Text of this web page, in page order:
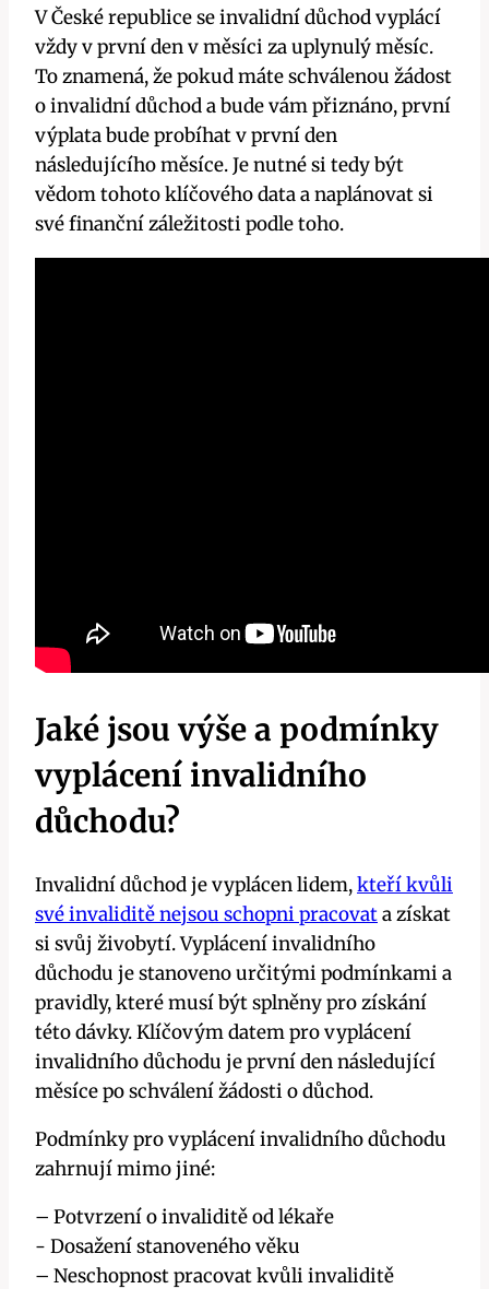
V České ​republice se invalidní důchod vyplácí
vždy v⁤ první den v měsíci za uplynulý měsíc.
To znamená, že pokud máte schválenou žádost
o invalidní ‍důchod a bude⁢ vám přiznáno, první
⁣výplata bude⁢ probíhat v první den
následujícího‌ měsíce. ‍Je⁢ nutné si tedy⁢ být⁢
vědom tohoto⁤ klíčového ⁢data ⁢a naplánovat si
⁢své finanční záležitosti podle toho.
Jaké‍ jsou výše⁤ a podmínky⁢
vyplácení⁣ invalidního
důchodu?
Invalidní důchod je ‍vyplácen lidem,kteří kvůli
své invaliditě nejsou schopni pracovata získat
si‌ svůj živobytí. Vyplácení⁣ invalidního
důchodu je⁣ stanoveno⁢ určitými podmínkami a
pravidly, ‌které‌ musí být splněny pro získání
této dávky. ⁢Klíčovým datem pro vyplácení
invalidního důchodu je první den⁣ následující
měsíce po⁤ schválení ​žádosti o důchod.
Podmínky pro vyplácení invalidního důchodu
zahrnují ​mimo jiné:
– Potvrzení o invaliditě od lékaře
-⁣ Dosažení stanoveného ⁤věku
– ‌Neschopnost pracovat kvůli ⁣invaliditě